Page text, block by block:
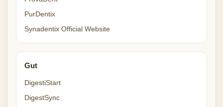
PurDentix
Synadentix Official Website
Gut
DigestiStart
DigestSync